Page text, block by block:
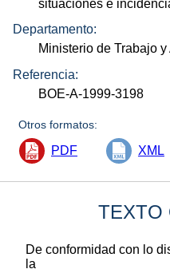
situaciones e
Departamento:
Ministerio de Trabajo
Referencia:
BOE-A-1999-3198
Otros formatos:
PDF XML
TEXTO
De conformidad con lo
la